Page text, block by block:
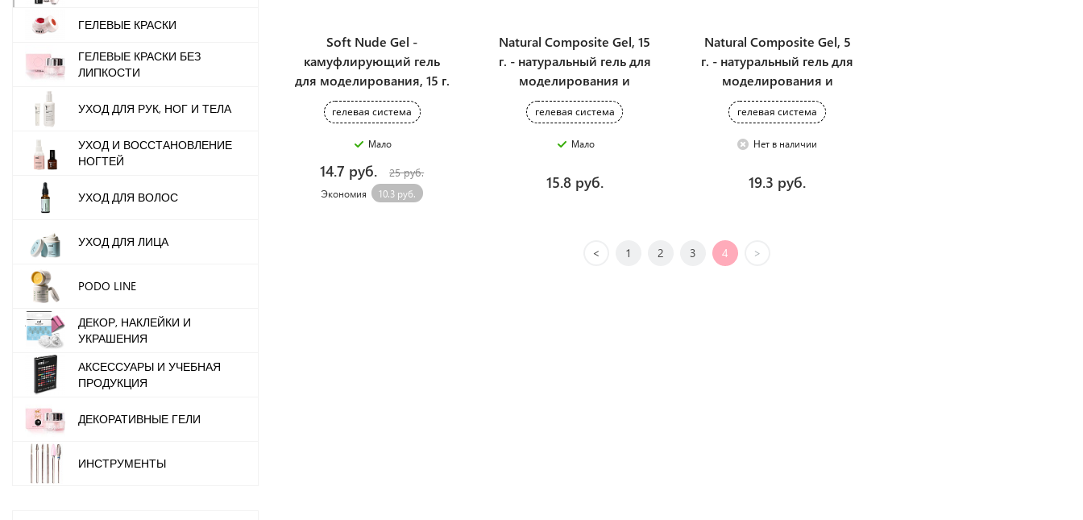
Soft Nude Gel -
камуфлирующий гель
для моделирования, 15 г.
гелевая система
Мало
14.7 руб. 25 руб.
Экономия 10.3 руб.
Natural Composite Gel, 15
г. - натуральный гель для
моделирования и
запечатывания
натуральных ногтей
гелевая система
Мало
15.8 руб.
Natural Composite Gel, 5
г. - натуральный гель для
моделирования и
запечатывания
натуральных ногтей
гелевая система
Нет в наличии
19.3 руб.
< 1 2 3 4 >
ГЕЛЕВЫЕ КРАСКИ
ГЕЛЕВЫЕ КРАСКИ БЕЗ
ЛИПКОСТИ
УХОД ДЛЯ РУК, НОГ И ТЕЛА
УХОД И ВОССТАНОВЛЕНИЕ
НОГТЕЙ
УХОД ДЛЯ ВОЛОС
УХОД ДЛЯ ЛИЦА
PODO LINE
ДЕКОР, НАКЛЕЙКИ И
УКРАШЕНИЯ
АКСЕССУАРЫ И УЧЕБНАЯ
ПРОДУКЦИЯ
ДЕКОРАТИВНЫЕ ГЕЛИ
ИНСТРУМЕНТЫ